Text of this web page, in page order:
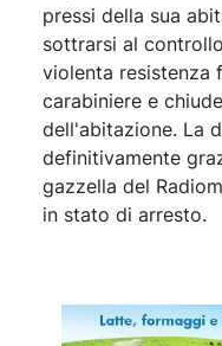
pressi della sua
sottrarsi al
violenta resistenza
carabiniere e
dell'abitazione. La
definitivamente
gazzella del
in stato di arresto.